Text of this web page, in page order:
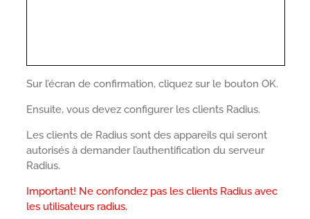
Sur l’écran de confirmation, cliquez sur le bouton OK.
Ensuite, vous devez configurer les clients Radius.
Les clients de Radius sont des appareils qui seront
autorisés à demander l’authentification du serveur
Radius.
Important! Ne confondez pas les clients Radius avec
les utilisateurs radius.